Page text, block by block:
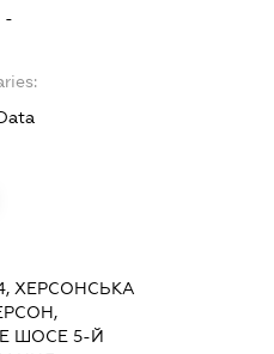
-
ХЕРСОНСЬКА
ШОСЕ 5-Й